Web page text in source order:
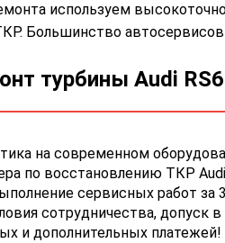
используем
Большинство
турбины Audi
на современном
по восстановлению ТКР Audi
сервисных работ за
сотрудничества, допуск в
и дополнительных платежей!